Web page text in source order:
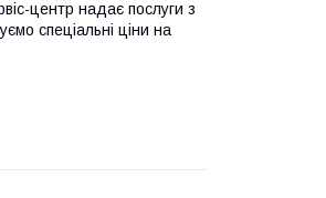
центр надає послуги з
спеціальні ціни на